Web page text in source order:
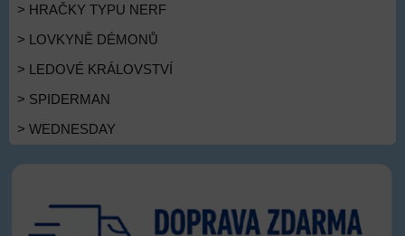
> HRAČKY TYPU NERF
> LOVKYNĚ DÉMONŮ
> LEDOVÉ KRÁLOVSTVÍ
> SPIDERMAN
> WEDNESDAY